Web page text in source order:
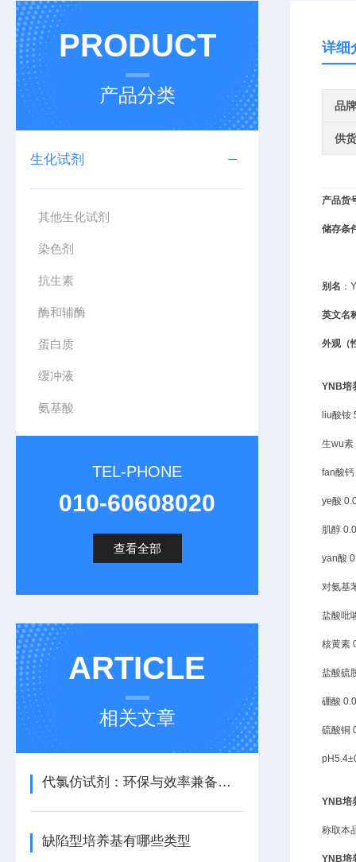
PRODUCT
产品分类
生化试剂
其他生化试剂
染色剂
抗生素
酶和辅酶
蛋白质
缓冲液
氨基酸
TEL-PHONE
010-60608020
查看全部
ARTICLE
相关文章
代氯仿试剂：环保与效率兼备的理想选择
缺陷型培养基有哪些类型
详细
品牌
供
产品货
储存条
别名 ：
英文名
外观（
YNB培
liu酸铵
生wu素
fan酸钙
ye酸
肌醇
yan酸
对氨基
盐酸吡
核黄素
盐酸硫
硼酸
硫酸铜
YNB培
称取本
YNB培